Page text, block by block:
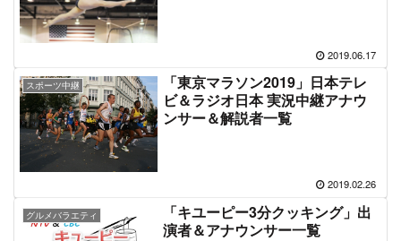
2019.06.17
スポーツ中継
「東京マラソン2019」日本テレ
ビ＆ラジオ日本 実況中継アナウ
ンサー＆解説者一覧
2019.02.26
グルメバラエティ
「キユーピー3分クッキング」出
演者＆アナウンサー一覧